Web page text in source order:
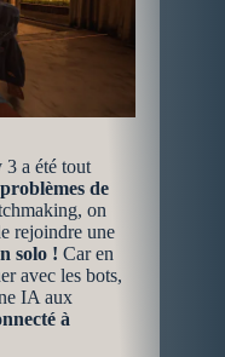
a été tout
problèmes de
on
rejoindre une
solo ! Car en
avec les bots,
IA aux
à